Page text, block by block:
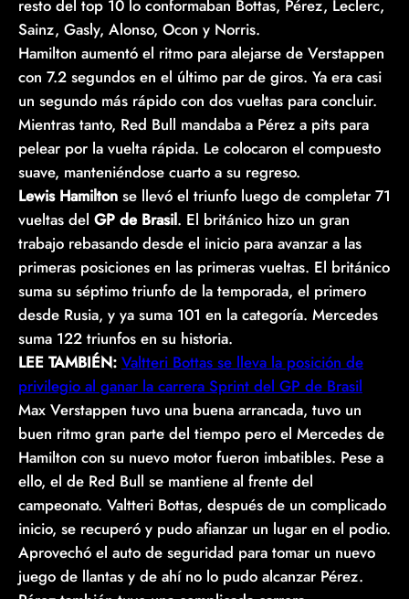
resto del top 10 lo conformaban Bottas, Pérez, Leclerc,
Sainz, Gasly, Alonso, Ocon y Norris.
Hamilton aumentó el ritmo para alejarse de Verstappen
con 7.2 segundos en el último par de giros. Ya era casi
un segundo más rápido con dos vueltas para concluir.
Mientras tanto, Red Bull mandaba a Pérez a pits para
pelear por la vuelta rápida. Le colocaron el compuesto
suave, manteniéndose cuarto a su regreso.
Lewis Hamilton se llevó el triunfo luego de completar 71
vueltas del GP de Brasil. El británico hizo un gran
trabajo rebasando desde el inicio para avanzar a las
primeras posiciones en las primeras vueltas. El británico
suma su séptimo triunfo de la temporada, el primero
desde Rusia, y ya suma 101 en la categoría. Mercedes
suma 122 triunfos en su historia.
LEE TAMBIÉN: Valtteri Bottas se lleva la posición de
privilegio al ganar la carrera Sprint del GP de Brasil
Max Verstappen tuvo una buena arrancada, tuvo un
buen ritmo gran parte del tiempo pero el Mercedes de
Hamilton con su nuevo motor fueron imbatibles. Pese a
ello, el de Red Bull se mantiene al frente del
campeonato. Valtteri Bottas, después de un complicado
inicio, se recuperó y pudo afianzar un lugar en el podio.
Aprovechó el auto de seguridad para tomar un nuevo
juego de llantas y de ahí no lo pudo alcanzar Pérez.